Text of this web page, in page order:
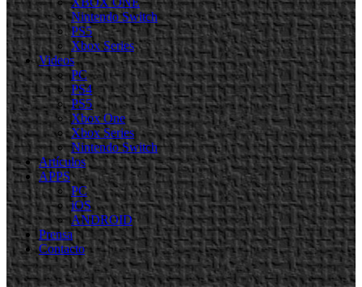
Nintendo Switch
PS5
Xbox Series
Videos
PC
PS4
PS5
Xbox One
Xbox Series
Nintendo Switch
Artículos
APPS
PC
iOS
ANDROID
Prensa
Contacto